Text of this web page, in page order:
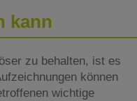
kann
zu behalten, ist es
können
wichtige